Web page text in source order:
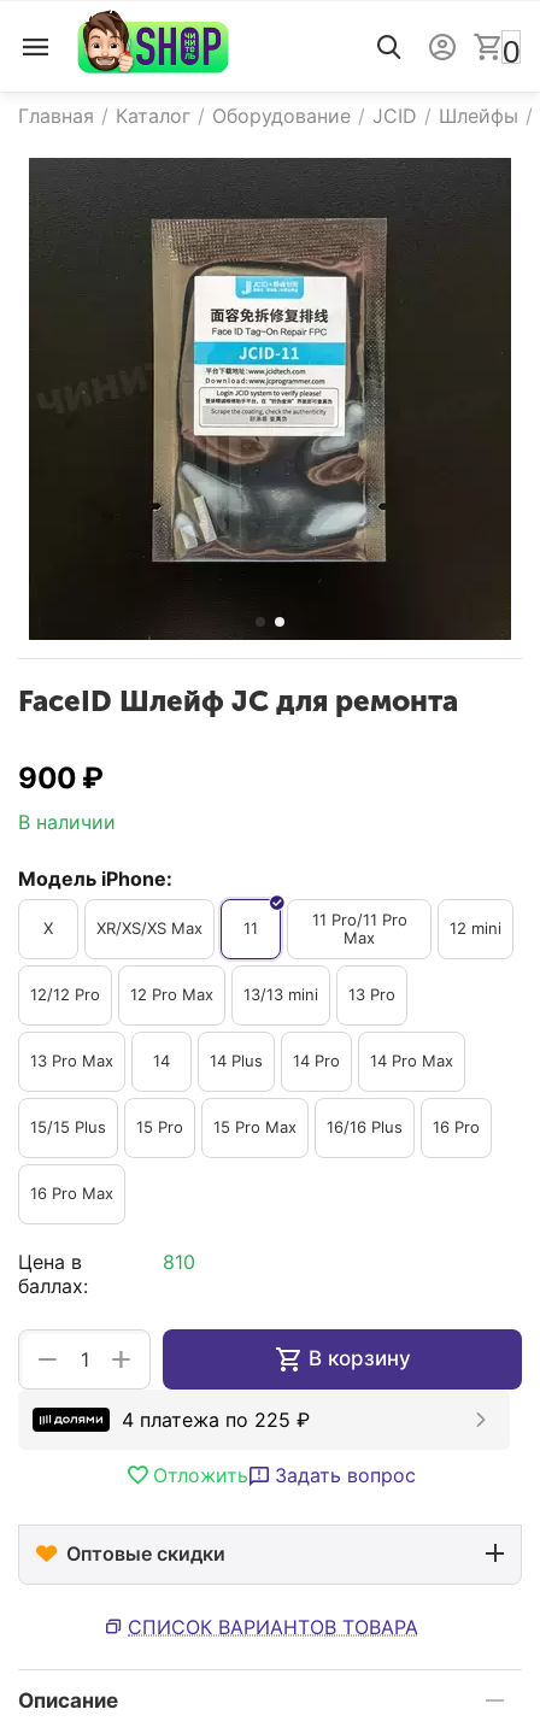
0
Главная / Каталог / Оборудование / JCID / Шлейфы /
FaceID Шлейф JC для ремонта
‍900‍ ₽
В наличии
Модель iPhone:
X XR/XS/XS Max 11
11 Pro/11 Pro
Max
12 mini
12/12 Pro 12 Pro Max 13/13 mini 13 Pro
13 Pro Max 14 14 Plus 14 Pro 14 Pro Max
15/15 Plus 15 Pro 15 Pro Max 16/16 Plus 16 Pro
16 Pro Max
Цена в
баллах:
810
+
− В корзину
4 платежа по 225 ₽
Отложить Задать вопрос
Оптовые скидки
СПИСОК ВАРИАНТОВ ТОВАРА
Описание